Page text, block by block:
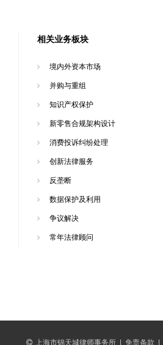
相关业务板块
境内外资本市场
并购与重组
知识产权保护
新零售合规架构设计
消费投诉纠纷处理
创新法律服务
反垄断
数据保护及利用
争议解决
常年法律顾问
上海市锦天城律师事务所 | 免责条款 |